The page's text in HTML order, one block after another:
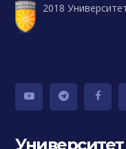
2018
Университет